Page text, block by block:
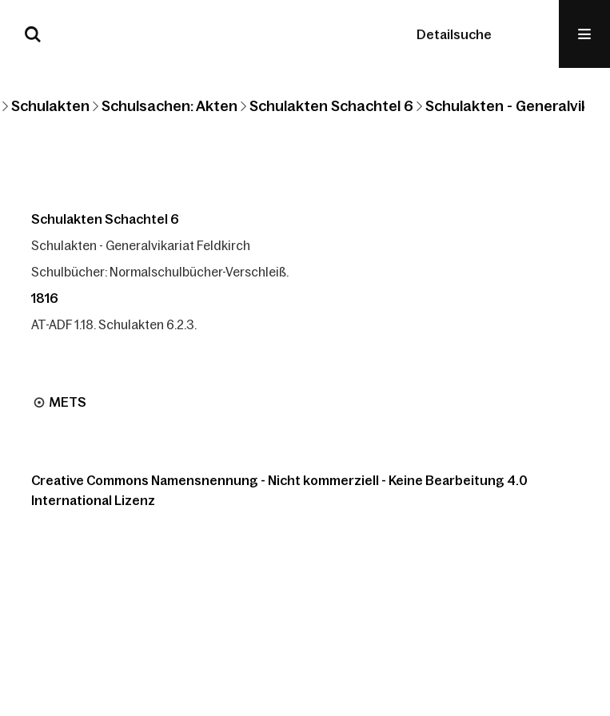
Detailsuche
Schulakten Schulsachen: Akten Schulakten Schachtel 6 Schulakten -
Schulakten Schachtel 6
Schulakten - Generalvikariat Feldkirch
Schulbücher: Normalschulbücher-Verschleiß.
1816
AT-ADF 1.18. Schulakten 6.2.3.
METS
Creative Commons Namensnennung - Nicht kommerziell - Keine Bearbeitung 4.0
International Lizenz